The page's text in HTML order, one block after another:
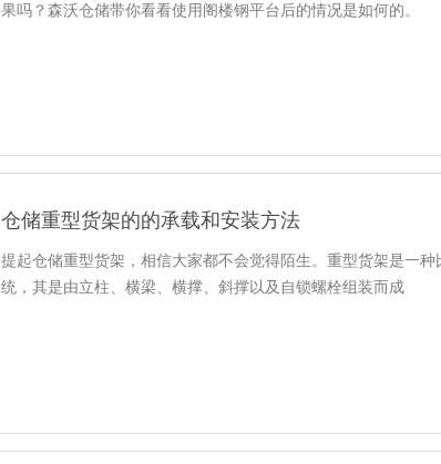
果吗？森沃仓储带你看看使用阁楼钢平台后的情况是如何的。
仓储重型货架的的承载和安装方法
提起仓储重型货架，相信大家都不会觉得陌生。重型货架是一
统，其是由立柱、横梁、横撑、斜撑以及自锁螺栓组装而成